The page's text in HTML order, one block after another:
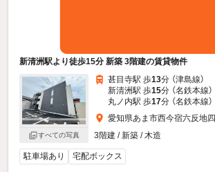
新清洲駅より徒歩15分 新築 3階建の賃貸物件
すべての写真
甚目寺駅 歩13分 （津島線）
新清洲駅 歩15分 （名鉄本線）
丸ノ内駅 歩17分 （名鉄本線）
愛知県あま市西今宿六反地四
3階建 / 新築 / 木造
駐車場あり 宅配ボックス